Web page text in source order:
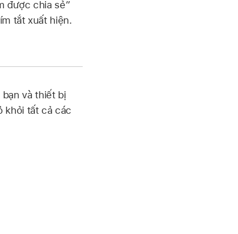
được chia sẻ”
tắt xuất hiện.
và thiết bị
khỏi tất cả các